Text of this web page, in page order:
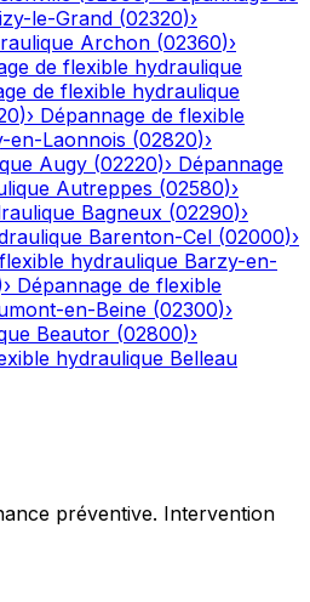
le-Grand (02320)›
Archon (02360)›
de flexible hydraulique
de flexible hydraulique
)› Dépannage de flexible
en-Laonnois (02820)›
Augy (02220)› Dépannage
Autreppes (02580)›
Bagneux (02290)›
Barenton-Cel (02000)›
hydraulique Barzy-en-
› Dépannage de flexible
en-Beine (02300)›
Beautor (02800)›
hydraulique Belleau
préventive. Intervention